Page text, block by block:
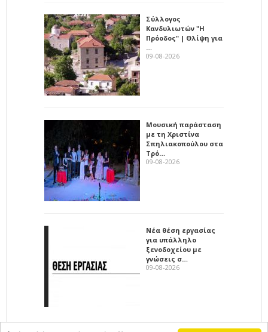
Σύλλογος
Κανδυλιωτών "Η
Πρόοδος" | Θλίψη για
…
09-08-2026
Μουσική παράσταση
με τη Χριστίνα
Σπηλιακοπούλου στα
Τρό…
09-08-2026
Νέα θέση εργασίας
για υπάλληλο
ξενοδοχείου με
γνώσεις σ…
09-08-2026